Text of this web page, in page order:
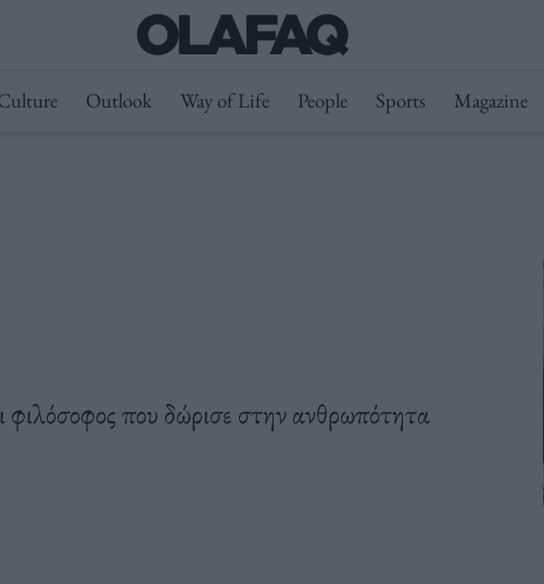
Outlook Way of Life People Sports Magazine
που δώρισε στην ανθρωπότητα